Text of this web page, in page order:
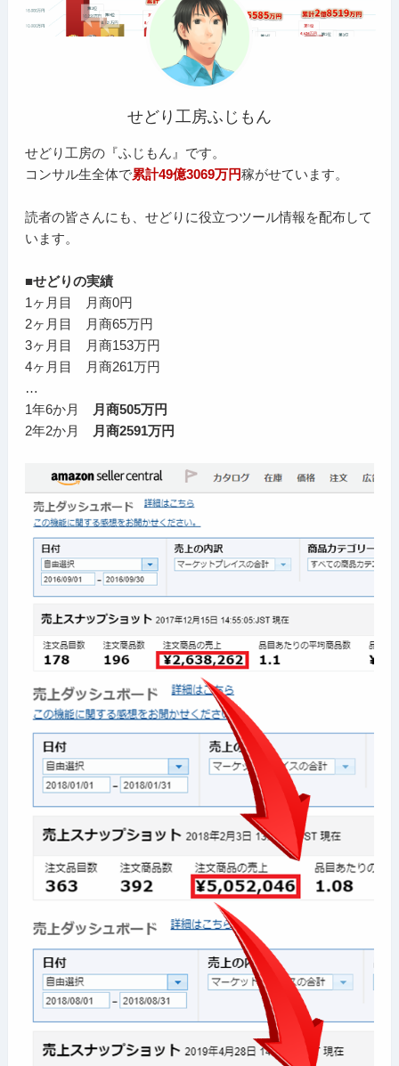
せどり工房ふじもん
せどり工房の『ふじもん』です。
コンサル生全体で累計49億3069万円稼がせています。
読者の皆さんにも、せどりに役立つツール情報を配布して
います。
■せどりの実績
1ヶ月目 月商0円
2ヶ月目 月商65万円
3ヶ月目 月商153万円
4ヶ月目 月商261万円
…
1年6か月
月商505万円
2年2か月
月商2591万円